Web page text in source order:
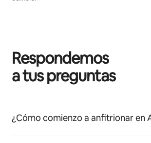
Respondemos
a tus preguntas
¿Cómo comienzo a anfitrionar en